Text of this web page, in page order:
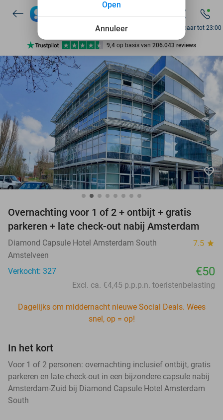
7 dagen per week beschikbaar
10+ miljoen leden
9,4 op basis van 206.043 reviews
Ontdek 15.000+ deals
7 dagen per week beschikbaar
10+ miljoen leden
Bereikbaar tot 23:00
favorite_border
Overnachting voor 1 of 2 + ontbijt + gratis
parkeren + late check-out nabij Amsterdam
Diamond Capsule Hotel Amsterdam South 7.5 star
Amstelveen
Verkocht: 327
€50
Excl. ca. €4,45 p.p.p.n. toeristenbelasting
Dagelijks om middernacht nieuwe Social Deals. Wees
snel, op = op!
In het kort
Voor 1 of 2 personen: overnachting inclusief ontbijt, gratis
parkeren en late check-out in een bijzondere capsule nabij
Amsterdam-Zuid bij Diamond Capsule Hotel Amsterdam
South
Annuleer
Open